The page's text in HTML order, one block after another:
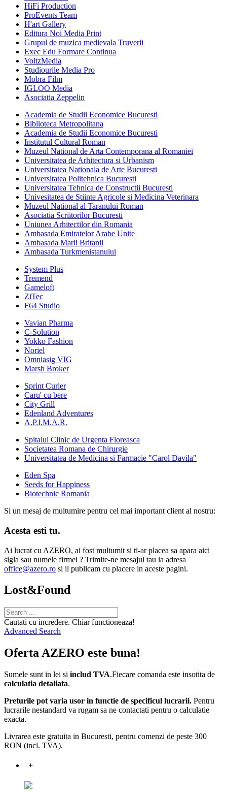
HiFi Production
ProEvents Team
H'art Gallery
Editura Noi Media Print
Grupul de muzica medievala Truverii
Exec Edu Formare Continua
VoltzMedia
Studiourile Media Pro
Mobra Film
IGLOO Media
Asociatia Zeppelin
Academia de Studii Economice Bucuresti
Biblioteca Metropolitana
Academia de Studii Economice Bucuresti
Institutul Cultural Roman
Muzeul National de Arta Contemporana al Romaniei
Universitatea de Arhitectura si Urbanism
Universitatea Nationala de Arte Bucuresti
Universitatea Politehnica Bucuresti
Universitatea Tehnica de Constructii Bucuresti
Univesitatea de Stiinte Agricole si Medicina Veterinara
Muzeul National al Taranului Roman
Asociatia Scriitorilor Bucuresti
Uniunea Arhitectilor din Romania
Ambasada Emiratelor Arabe Unite
Ambasada Marii Britanii
Ambasada Turkmenistanului
System Plus
Tremend
Gameloft
ZiTec
F64 Studio
Vavian Pharma
C-Solution
Yokko Fashion
Noriel
Omniasig VIG
Marsh Broker
Sprint Curier
Caru' cu bere
City Grill
Edenland Adventures
A.P.I.M.A.R.
Spitalul Clinic de Urgenta Floreasca
Societatea Romana de Chirurgie
Universitatea de Medicina si Farmacie "Carol Davila"
Eden Spa
Seeds for Happiness
Biotechnic Romania
Si un mesaj de multumire pentru cel mai important client al nostru:
Acesta esti tu.
Ai lucrat cu AZERO, ai fost multumit si ti-ar placea sa apara aici
sigla sau numele firmei ? Trimite-ne mesajul tau la adresa
office@azero.ro si il publicam cu placere in aceste pagini.
Lost&Found
Cautati cu incredere. Chiar functioneaza!
Advanced Search
Oferta AZERO este buna!
Sumele sunt in lei si includ TVA.Fiecare comanda este insotita de
calculatia detaliata.
Preturile pot varia usor in functie de specificul lucrarii. Pentru
lucrarile nestandard va rugam sa ne contactati pentru o calculatie
exacta.
Livrarea este gratuita in Bucuresti, pentru comenzi de peste 300
RON (incl. TVA).
+